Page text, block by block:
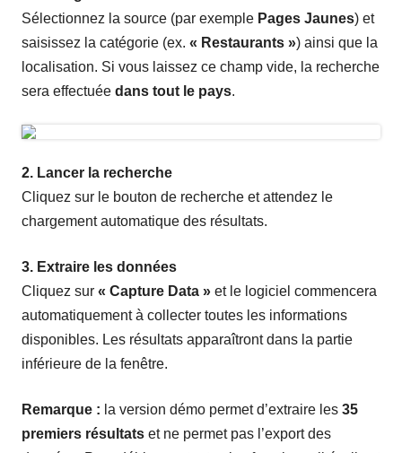
Sélectionnez la source (par exemple Pages Jaunes) et
saisissez la catégorie (ex. « Restaurants ») ainsi que la
localisation. Si vous laissez ce champ vide, la recherche
sera effectuée dans tout le pays.
2. Lancer la recherche
Cliquez sur le bouton de recherche et attendez le
chargement automatique des résultats.
3. Extraire les données
Cliquez sur « Capture Data » et le logiciel commencera
automatiquement à collecter toutes les informations
disponibles. Les résultats apparaîtront dans la partie
inférieure de la fenêtre.
Remarque : la version démo permet d’extraire les 35
premiers résultats et ne permet pas l’export des